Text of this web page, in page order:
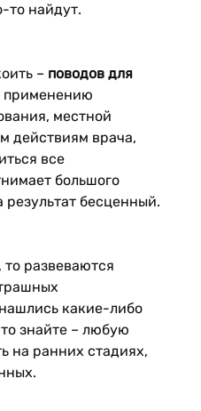
то найдут.
– поводов для
применению
местной
действиям врача,
все
большого
результат бесценный.
развеваются
какие-либо
знайте – любую
на ранних стадиях,